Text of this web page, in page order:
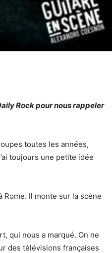
Rock pour nous rappeler
toutes les années,
toujours une petite idée
Rome. Il monte sur la scène
qui nous a marqué. On ne
des télévisions françaises